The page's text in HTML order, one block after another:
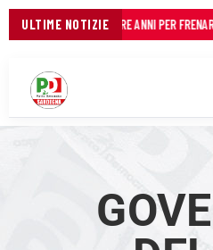
ULTIME NOTIZIE
45 MILIONI IN TRE ANNI PER FRENARE